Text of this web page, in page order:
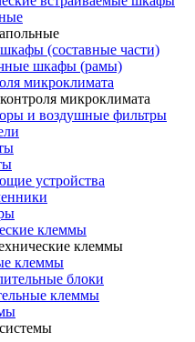
(составные части)
шкафы (рамы)
микроклимата
микроклимата
и воздушные фильтры
устройства
клеммы
клеммы
клеммы
блоки
клеммы